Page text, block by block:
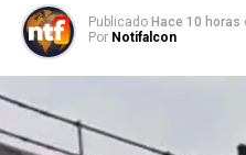
Publicado Hace 10 horas
Por Notifalcon